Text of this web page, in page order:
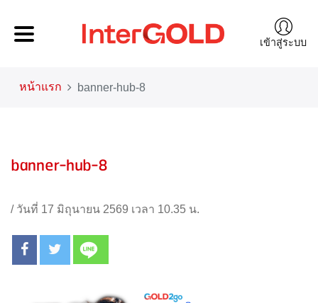
เข้าสู่ระบบ
หน้าแรก banner-hub-8
banner-hub-8
/ วันที่ 17 มิถุนายน 2569 เวลา 10.35 น.